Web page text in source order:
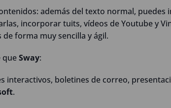
además del texto normal, puedes
incorporar tuits, vídeos de Youtube y
forma muy sencilla y ágil.
queSway:
interactivos, boletines de correo,
.